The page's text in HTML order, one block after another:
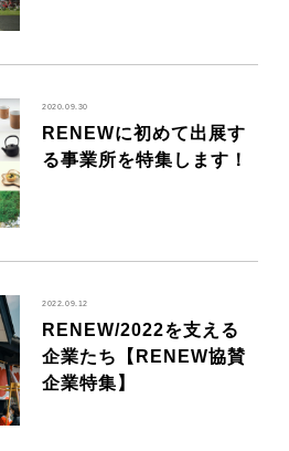
2020.09.30
RENEWに初めて出展す
る事業所を特集します！
2022.09.12
RENEW/2022を支える
企業たち【RENEW協賛
企業特集】